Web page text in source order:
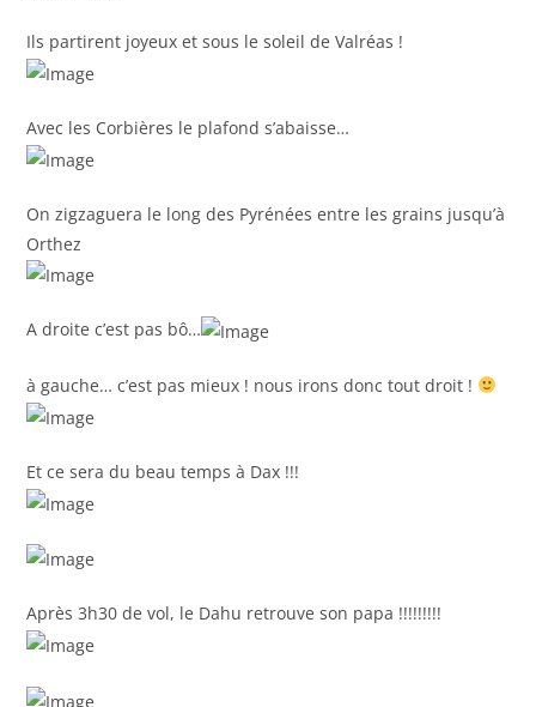
Ils partirent joyeux et sous le soleil de Valréas !
Avec les Corbières le plafond s’abaisse…
On zigzaguera le long des Pyrénées entre les grains jusqu’à
Orthez
A droite c’est pas bô…
à gauche… c’est pas mieux ! nous irons donc tout droit !
Et ce sera du beau temps à Dax !!!
Après 3h30 de vol, le Dahu retrouve son papa !!!!!!!!!